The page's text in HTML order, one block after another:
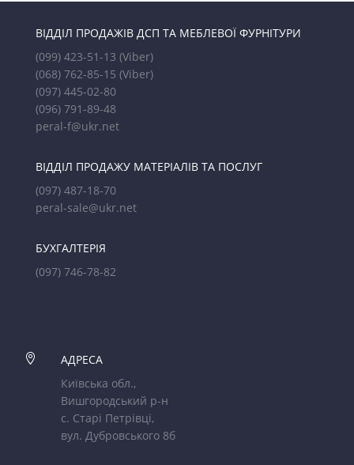
ВІДДІЛ ПРОДАЖІВ ДСП ТА МЕБЛЕВОЇ ФУРНІТУРИ
(099) 423-51-13 (Viber)
(068) 762-85-15 (Viber)
(097) 445-02-80
(096) 791-89-48
peral-f@ukr.net
ВІДДІЛ ПРОДАЖУ МАТЕРІАЛІВ ТА ПОСЛУГ
(097) 487-18-70
peral-sale@ukr.net
БУХГАЛТЕРІЯ
(097) 746-78-82

АДРЕСА
Київська обл.,
Вишгородський р-н
с. Старі Петрівці,
вул. Дубровського 8б